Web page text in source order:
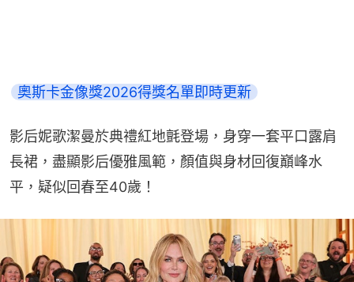
奧斯卡金像獎2026得獎名單即時更新
影后妮歌潔曼於典禮紅地氈登場，身穿一套平口露肩
長裙，盡顯影后優雅風範，顏值與身材回復巔峰水
平，疑似回春至40歲！